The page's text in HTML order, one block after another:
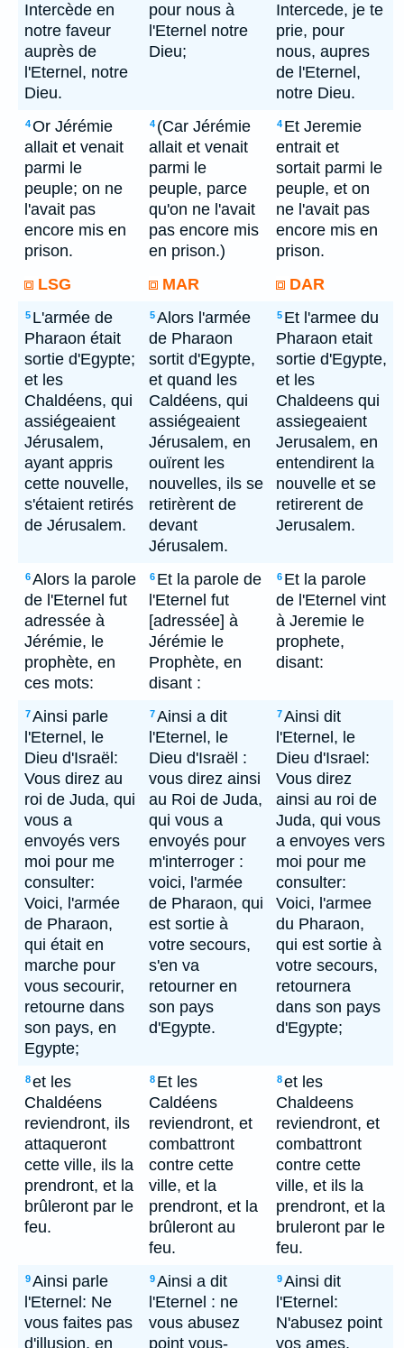
Intercède en
notre faveur
auprès de
l'Eternel, notre
Dieu.
pour nous à
l'Eternel notre
Dieu;
Intercede, je te
prie, pour
nous, aupres
de l'Eternel,
notre Dieu.
4Or Jérémie
allait et venait
parmi le
peuple; on ne
l'avait pas
encore mis en
prison.
4 (Car Jérémie
allait et venait
parmi le
peuple, parce
qu'on ne l'avait
pas encore mis
en prison.)
4 Et Jeremie
entrait et
sortait parmi le
peuple, et on
ne l'avait pas
encore mis en
prison.
LSG
MAR DAR
5 L'armée de
Pharaon était
sortie d'Egypte;
et les
Chaldéens, qui
assiégeaient
Jérusalem,
ayant appris
cette nouvelle,
s'étaient retirés
de Jérusalem.
5Alors l'armée
de Pharaon
sortit d'Egypte,
et quand les
Caldéens, qui
assiégeaient
Jérusalem, en
ouïrent les
nouvelles, ils se
retirèrent de
devant
Jérusalem.
5 Et l'armee du
Pharaon etait
sortie d'Egypte,
et les
Chaldeens qui
assiegeaient
Jerusalem, en
entendirent la
nouvelle et se
retirerent de
Jerusalem.
6Alors la parole
de l'Eternel fut
adressée à
Jérémie, le
prophète, en
ces mots:
6 Et la parole de
l'Eternel fut
[adressée] à
Jérémie le
Prophète, en
disant :
6 Et la parole
de l'Eternel vint
à Jeremie le
prophete,
disant:
7Ainsi parle
l'Eternel, le
Dieu d'Israël:
Vous direz au
roi de Juda, qui
vous a
envoyés vers
moi pour me
consulter:
Voici, l'armée
de Pharaon,
qui était en
marche pour
vous secourir,
retourne dans
son pays, en
Egypte;
7Ainsi a dit
l'Eternel, le
Dieu d'Israël :
vous direz ainsi
au Roi de Juda,
qui vous a
envoyés pour
m'interroger :
voici, l'armée
de Pharaon, qui
est sortie à
votre secours,
s'en va
retourner en
son pays
d'Egypte.
7Ainsi dit
l'Eternel, le
Dieu d'Israel:
Vous direz
ainsi au roi de
Juda, qui vous
a envoyes vers
moi pour me
consulter:
Voici, l'armee
du Pharaon,
qui est sortie à
votre secours,
retournera
dans son pays
d'Egypte;
8et les
Chaldéens
reviendront, ils
attaqueront
cette ville, ils la
prendront, et la
brûleront par le
feu.
8 Et les
Caldéens
reviendront, et
combattront
contre cette
ville, et la
prendront, et la
brûleront au
feu.
8et les
Chaldeens
reviendront, et
combattront
contre cette
ville, et ils la
prendront, et la
bruleront par le
feu.
9Ainsi parle
l'Eternel: Ne
vous faites pas
d'illusion, en
9Ainsi a dit
l'Eternel : ne
vous abusez
point vous-
9Ainsi dit
l'Eternel:
N'abusez point
vos ames,